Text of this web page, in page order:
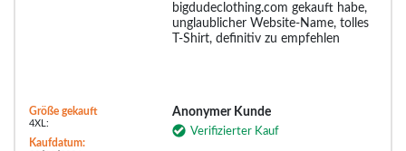
bigdudeclothing.com gekauft habe,
unglaublicher Website-Name, tolles
T-Shirt, definitiv zu empfehlen
Größe gekauft
4XL:
Kaufdatum:
Anonymer Kunde
Verifizierter Kauf